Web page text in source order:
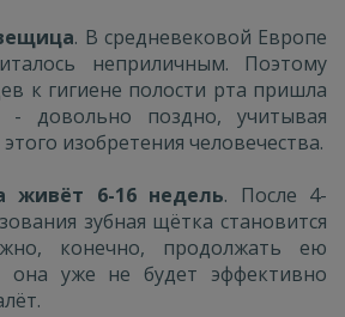
. В средневековой Европе
неприличным. Поэтому
к гигиене полости рта пришла
довольно поздно, учитывая
изобретения человечества.
живёт 6-16 недель. После 4-
зубная щётка становится
конечно, продолжать ею
она уже не будет эффективно